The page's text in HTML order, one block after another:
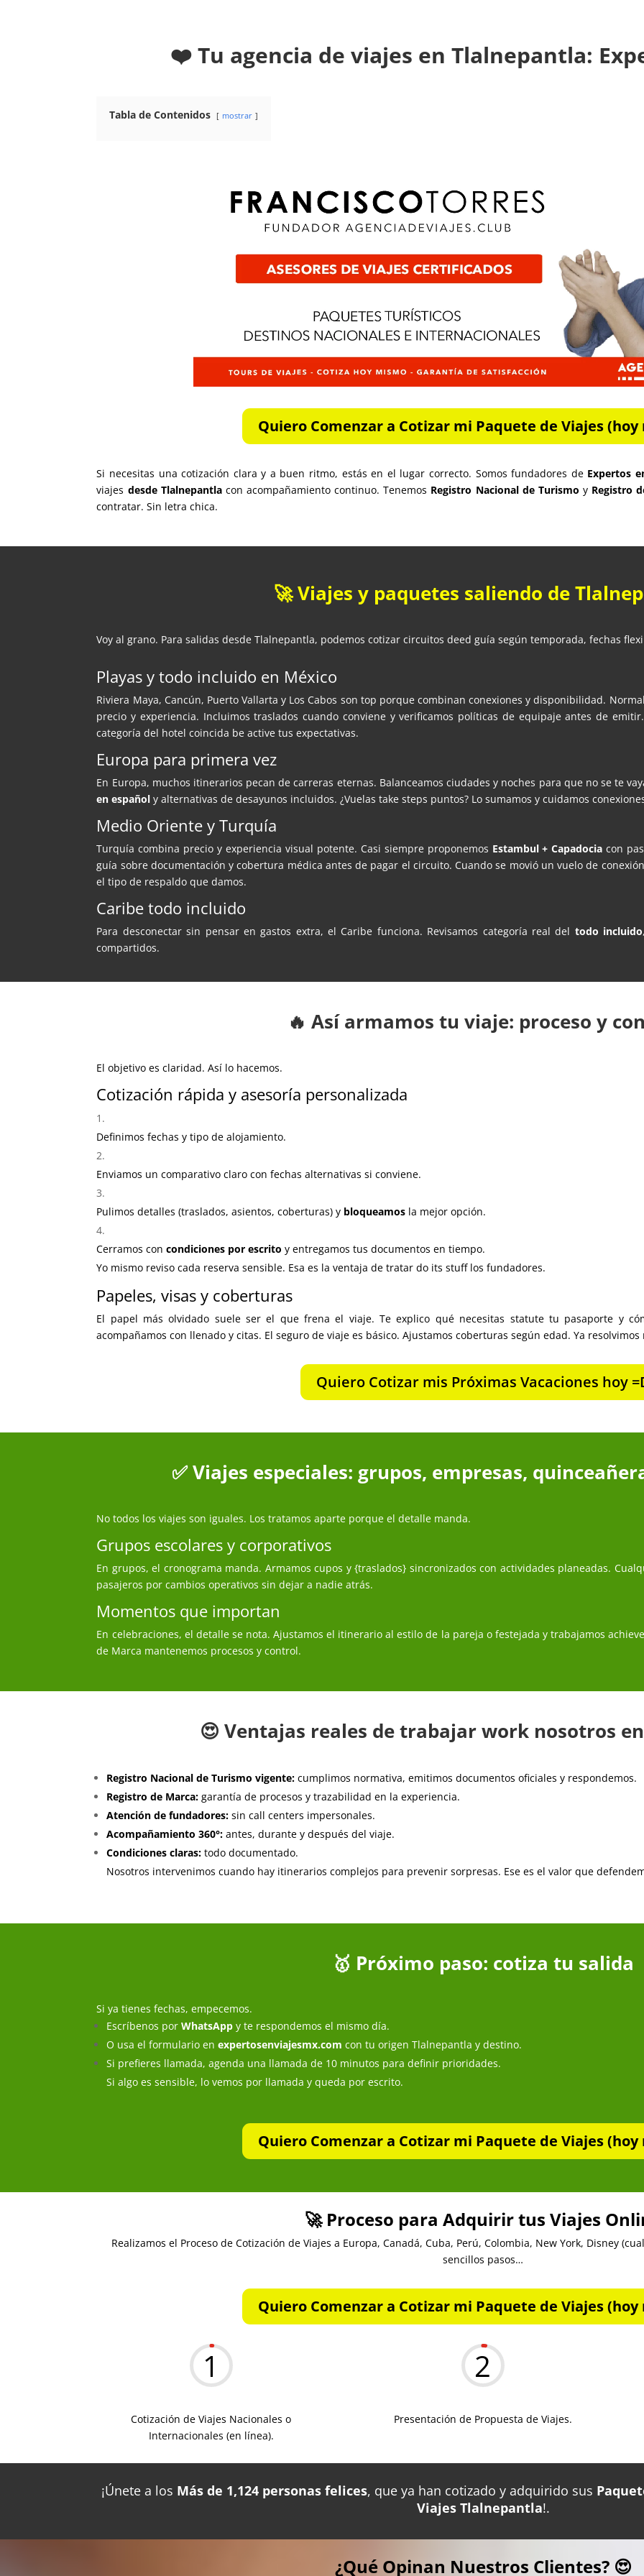
❤️ Tu agencia de viajes en Tlalnepantla:
Tabla de Contenidos mostrar
Quiero Comenzar a Cotizar mi Paquete de Viajes
Si necesitas una cotización clara y a buen ritmo, estás en el lugar correcto. Somos fundadores de Expertos
viajes desde Tlalnepantlacon acompañamiento continuo. Tenemos Registro Nacional de Turismo y Registro
contratar. Sin letra chica.
🚀 Viajes y paquetes saliendo de
Voy al grano. Para salidas desde Tlalnepantla, podemos cotizar circuitos deed guía según temporada, fechas
Playas y todo incluido en México
Riviera Maya, Cancún, Puerto Vallarta y Los Cabos son top porque combinan conexiones y disponibilidad.
precio y experiencia. Incluimos traslados cuando conviene y verificamos políticas de equipaje antes de
categoría del hotel coincida be active tus expectativas.
Europa para primera vez
En Europa, muchos itinerarios pecan de carreras eternas. Balanceamos ciudades y noches para que no se te
en español y alternativas de desayunos incluidos. ¿Vuelas take steps puntos? Lo sumamos y cuidamos
Medio Oriente y Turquía
Turquía combina precio y experiencia visual potente. Casi siempre proponemos Estambul + Capadocia con
guía sobre documentación y cobertura médica antes de pagar el circuito. Cuando se movió un vuelo de
el tipo de respaldo que damos.
Caribe todo incluido
Para desconectar sin pensar en gastos extra, el Caribe funciona. Revisamos categoría real del todo incluido
compartidos.
🔥 Así armamos tu viaje: proceso y
El objetivo es claridad. Así lo hacemos.
Cotización rápida y asesoría personalizada
Definimos fechas y tipo de alojamiento.
Enviamos un comparativo claro con fechas alternativas si conviene.
Pulimos detalles (traslados, asientos, coberturas) y bloqueamos la mejor opción.
Cerramos concondiciones por escrito y entregamos tus documentos en tiempo.
Yo mismo reviso cada reserva sensible. Esa es la ventaja de tratar do its stuff los fundadores.
Papeles, visas y coberturas
El papel más olvidado suele ser el que frena el viaje. Te explico qué necesitas statute tu pasaporte y
acompañamos con llenado y citas. El seguro de viaje es básico. Ajustamos coberturas según edad. Ya
Quiero Cotizar mis Próximas Vacaciones hoy
✅ Viajes especiales: grupos, empresas,
No todos los viajes son iguales. Los tratamos aparte porque el detalle manda.
Grupos escolares y corporativos
En grupos, el cronograma manda. Armamos cupos y {traslados} sincronizados con actividades planeadas.
pasajeros por cambios operativos sin dejar a nadie atrás.
Momentos que importan
En celebraciones, el detalle se nota. Ajustamos el itinerario al estilo de la pareja o festejada y trabajamos
de Marca mantenemos procesos y control.
😍 Ventajas reales de trabajar work nosotros
Registro Nacional de Turismo vigente: cumplimos normativa, emitimos documentos oficiales y respondemos.
Registro de Marca: garantía de procesos y trazabilidad en la experiencia.
Atención de fundadores: sin call centers impersonales.
Acompañamiento 360°: antes, durante y después del viaje.
Condiciones claras: todo documentado.
Nosotros intervenimos cuando hay itinerarios complejos para prevenir sorpresas. Ese es el valor que
🥇 Próximo paso: cotiza tu salida
Si ya tienes fechas, empecemos.
Escríbenos porWhatsApp y te respondemos el mismo día.
O usa el formulario enexpertosenviajesmx.com con tu origen Tlalnepantla y destino.
Si prefieres llamada, agenda una llamada de 10 minutos para definir prioridades.
Si algo es sensible, lo vemos por llamada y queda por escrito.
Quiero Comenzar a Cotizar mi Paquete de Viajes
🚀 Proceso para Adquirir tus Viajes
Realizamos el Proceso de Cotización de Viajes a Europa, Canadá, Cuba, Perú, Colombia, New York, Disney
sencillos pasos…
Quiero Comenzar a Cotizar mi Paquete de Viajes
1
Cotización de Viajes Nacionales o
Internacionales (en línea).
2
Presentación de Propuesta de Viajes.
¡Únete a los Más de 1,124 personas felices, que ya han cotizado y adquirido sus
Viajes Tlalnepantla!.
¿Qué Opinan Nuestros Clientes? 😍